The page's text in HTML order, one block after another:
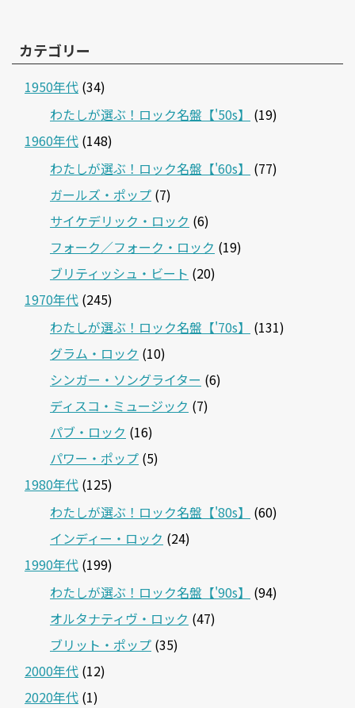
カテゴリー
1950年代 (34)
わたしが選ぶ！ロック名盤【'50s】
(19)
1960年代 (148)
わたしが選ぶ！ロック名盤【'60s】
(77)
ガールズ・ポップ (7)
サイケデリック・ロック (6)
フォーク／フォーク・ロック (19)
ブリティッシュ・ビート (20)
1970年代 (245)
わたしが選ぶ！ロック名盤【'70s】
(131)
グラム・ロック (10)
シンガー・ソングライター (6)
ディスコ・ミュージック (7)
パブ・ロック (16)
パワー・ポップ (5)
1980年代 (125)
わたしが選ぶ！ロック名盤【'80s】
(60)
インディー・ロック (24)
1990年代 (199)
わたしが選ぶ！ロック名盤【'90s】
(94)
オルタナティヴ・ロック (47)
ブリット・ポップ (35)
2000年代 (12)
2020年代 (1)